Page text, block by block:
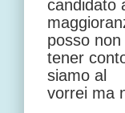
candidato
posso non
tener
siamo al
vorrei ma